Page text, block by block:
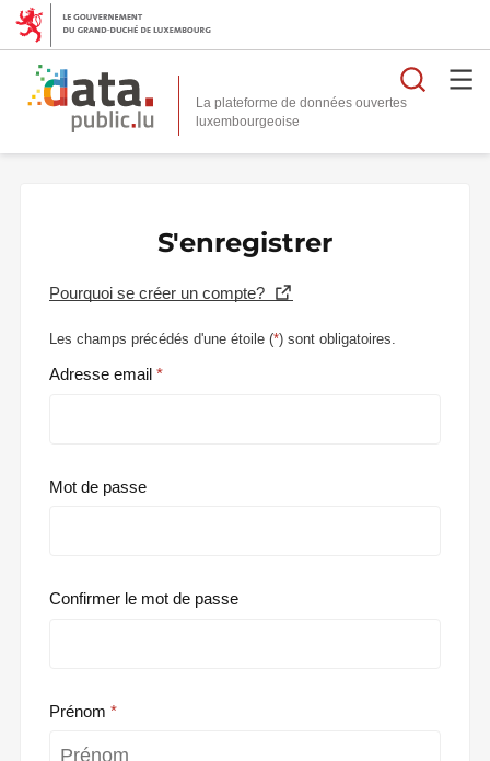
La plateforme de données ouvertes
S'enregistrer
Pourquoi se créer un compte?
Les champs précédés d'une étoile (*) sont obligatoires.
Adresse email
Mot de passe
Confirmer le mot de passe
Prénom